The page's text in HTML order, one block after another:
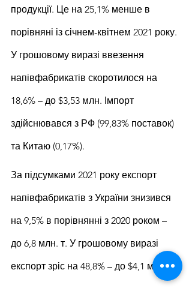
продукції. Це на 25,1% менше в
порівняні із січнем-квітнем 2021 року.
У грошовому виразі ввезення
напівфабрикатів скоротилося на
18,6% – до $3,53 млн. Імпорт
здійснювався з РФ (99,83% поставок)
та Китаю (0,17%).
За підсумками 2021 року експорт
напівфабрикатів з України знизився
на 9,5% в порівнянні з 2020 роком –
до 6,8 млн. т. У грошовому виразі
експорт зріс на 48,8% – до $4,1 млрд.